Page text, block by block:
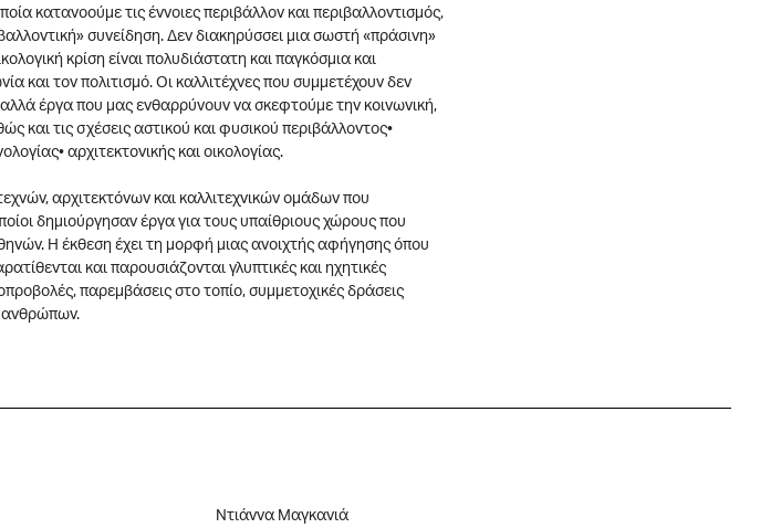
κατανοούμε τις έννοιες περιβάλλον και περιβαλλοντισμός,
συνείδηση. Δεν διακηρύσσει μια σωστή «πράσινη»
κρίση είναι πολυδιάστατη και παγκόσμια και
και τον πολιτισμό. Οι καλλιτέχνες που συμμετέχουν δεν
αλλά έργα που μας ενθαρρύνουν να σκεφτούμε την κοινωνική,
και τις σχέσεις αστικού και φυσικού περιβάλλοντος•
αρχιτεκτονικής και οικολογίας.
αρχιτεκτόνων και καλλιτεχνικών ομάδων που
δημιούργησαν έργα για τους υπαίθριους χώρους που
Η έκθεση έχει τη μορφή μιας ανοιχτής αφήγησης όπου
και παρουσιάζονται γλυπτικές και ηχητικές
παρεμβάσεις στο τοπίο, συμμετοχικές δράσεις
ανθρώπων.
Ντιάννα Μαγκανιά